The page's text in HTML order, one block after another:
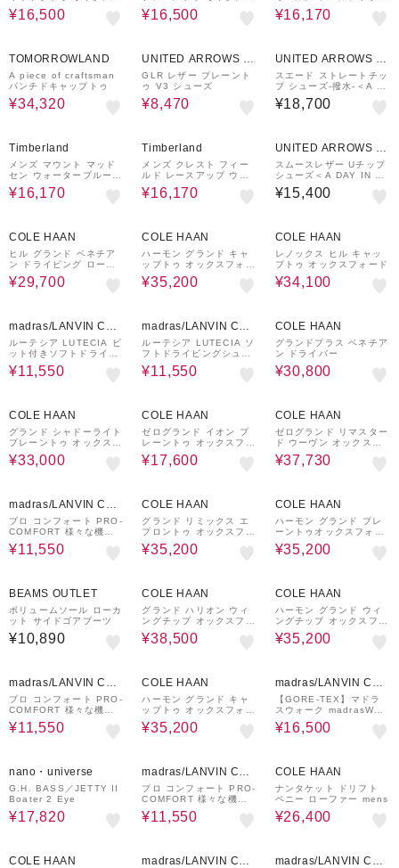
ォード
¥16,500
ォード
¥16,500
ウォータープルーフ シュ
ーズ - ダークブラウン
¥16,170
TOMORROWLAND
A piece of craftsman
パンチドキャップトゥ
¥34,320
UNITED ARROWS O
UTLET
GLR レザー プレーント
ゥ V3 シューズ
¥8,470
UNITED ARROWS O
UTLET
スエード ストレートチッ
プ シューズ-撥水-＜A D
AY IN THE LIFE＞
¥18,700
Timberland
メンズ マウント マッド
セン ウォータープルーフ
ミッド ハイキング ブー
ツ
¥16,170
Timberland
メンズ クレスト フィー
ルド レースアップ ウォ
ータープルーフ シューズ
- ブラウン
¥16,170
UNITED ARROWS O
UTLET
スムースレザー Uチップ
シューズ＜A DAY IN TH
E LIFE＞
¥15,400
COLE HAAN
ヒル グランド ベネチア
ン ドライビング ローフ
ァー
¥29,700
COLE HAAN
ハーモン グランド キャ
ップトゥ オックスフォー
ド
¥35,200
COLE HAAN
レノックス ヒル キャッ
プトゥ オックスフォード
¥34,100
madras/LANVIN COL
LECTION
ルーテシア LUTECIA ビ
ット付きソフトドライビ
¥11,550
madras/LANVIN COL
LECTION
ルーテシア LUTECIA ソ
フトドライビングシュー
ズ LU8101
¥11,550
COLE HAAN
グランドプラス ベネチア
ン ドライバー
¥30,800
COLE HAAN
グランド シャドーライト
プレーントゥ オックスフ
ォード
¥33,000
COLE HAAN
ゼログランド イオン プ
レーントゥ オックスフォ
ード
¥17,600
COLE HAAN
ゼログランド リマスター
ド ウーヴン オックスフ
ォード
¥37,730
madras/LANVIN COL
LECTION
プロ コンフォート PRO-
COMFORT 様々な機能
を搭載して快適に歩ける
カジュアルウォーキン
¥11,550
COLE HAAN
グランド リミックス エ
プロントゥ オックスフォ
ード
¥35,200
COLE HAAN
ハーモン グランド プレ
ーントゥオックスフォー
ド
¥35,200
BEAMS OUTLET
ボリュームソール ローカ
ット サイドゴアブーツ
¥10,890
COLE HAAN
グランド ハリオン ウィ
ングチップ オックスフォ
ード
¥38,500
COLE HAAN
ハーモン グランド ウィ
ングチップ オックスフォ
ード
¥35,200
madras/LANVIN COL
LECTION
プロ コンフォート PRO-
COMFORT 様々な機能
を搭載して快適に歩ける
カジュアルウォーキン
¥11,550
COLE HAAN
ハーモン グランド キャ
ップトゥ オックスフォー
ド
¥35,200
madras/LANVIN COL
LECTION
【GORE-TEX】マドラ
スウォーク madrasWalk
全天候快適 レースア
ップタウンカジュアルシ
¥16,500
nano・universe
G.H. BASS／JETTY II
Boater 2 Eye
¥17,820
madras/LANVIN COL
LECTION
プロ コンフォート PRO-
COMFORT 様々な機能
を搭載して快適に歩ける
カジュアルウォーキン
¥11,550
COLE HAAN
ナンタケット ドリフト
ペニー ローファー mens
¥26,400
COLE HAAN
madras/LANVIN COL
madras/LANVIN COL